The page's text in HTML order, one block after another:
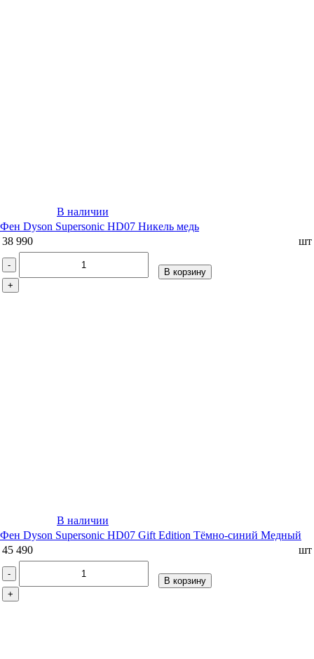
В наличии
Фен Dyson Supersonic HD07 Никель медь
38 990
шт
-
+
В корзину
В наличии
Фен Dyson Supersonic HD07 Gift Edition Тёмно-синий Медный
45 490
шт
-
+
В корзину